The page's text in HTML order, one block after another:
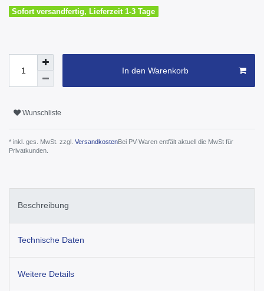
Sofort versandfertig, Lieferzeit 1-3 Tage
In den Warenkorb
Wunschliste
* inkl. ges. MwSt. zzgl. VersandkostenBei PV-Waren entfält aktuell die MwSt für
Privatkunden.
Beschreibung
Technische Daten
Weitere Details